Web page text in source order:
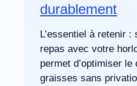
durablement
L’essentiel à retenir
repas avec votre
permet d’optimiser le
graisses sans